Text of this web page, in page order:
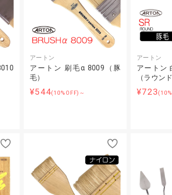
アートン
アートン 刷毛α 8009（豚
毛）
¥544(10%OFF)～
アートン
アートン
（ラウンド
¥723